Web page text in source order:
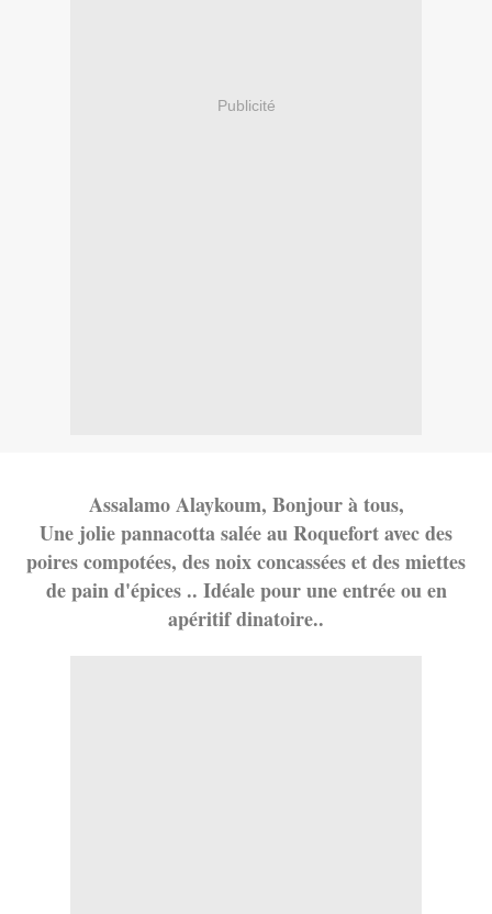
Publicité
Assalamo Alaykoum, Bonjour à tous,
Une jolie pannacotta salée au Roquefort avec des
poires compotées, des noix concassées et des miettes
de pain d'épices .. Idéale pour une entrée ou en
apéritif dinatoire..